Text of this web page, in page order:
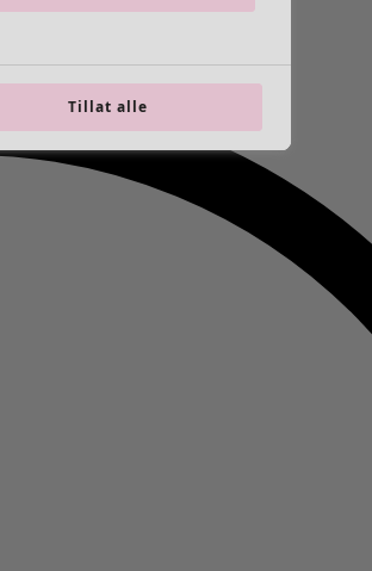
Tillat alle